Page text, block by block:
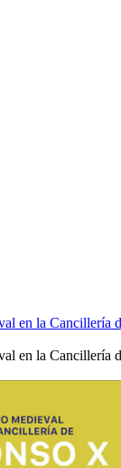
en la Cancillería
en la Cancillería